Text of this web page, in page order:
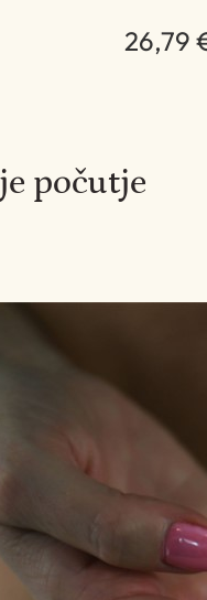
26,79
počutje